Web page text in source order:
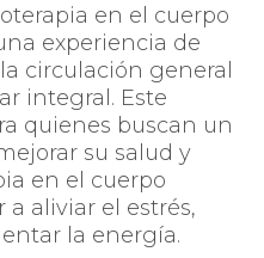
en el cuerpo
experiencia de
circulación general
integral. Este
quienes buscan un
su salud y
en el cuerpo
aliviar el estrés,
la energía.